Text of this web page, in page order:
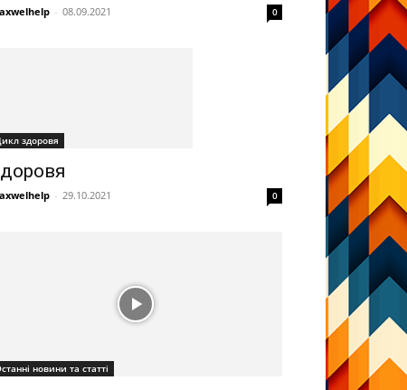
- 08.09.2021 0
здоровя
- 29.10.2021 0
новини та статті